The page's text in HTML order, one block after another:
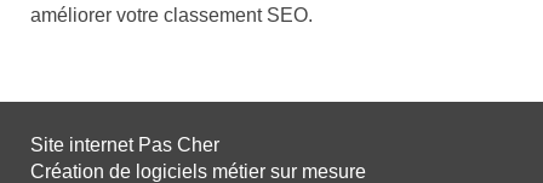
améliorer votre classement SEO.
Site internet Pas Cher
Création de logiciels métier sur mesure